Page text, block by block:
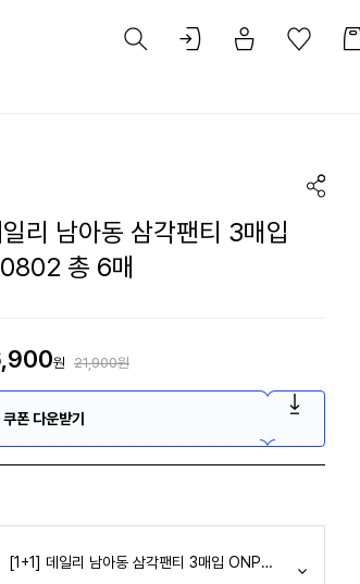
리 남아동 삼각팬티 3매입
총 6매
원 21,900원
폰 다운받기
[1+1] 데일리 남아동 삼각팬티 3매입 ONP300802 총 6